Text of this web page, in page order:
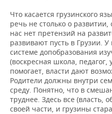
Что касается грузинского
речь не столько о развитии,
нас нет претензий на
развивают пусть в Грузии.
системе допобразования
(воскресная школа,
помогает, власти дают
Родители должны внутри
среду. Понятно, что в
труднее. Здесь все (власть,
своей части, и грузины